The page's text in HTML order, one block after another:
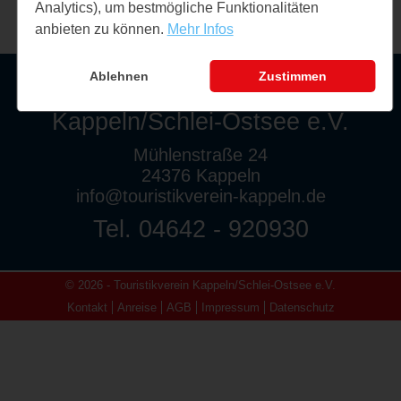
Touristikverein
Kappeln/Schlei-Ostsee e.V.
Mühlenstraße 24
24376 Kappeln
info@touristikverein-kappeln.de
Tel. 04642 - 920930
© 2026 - Touristikverein Kappeln/Schlei-Ostsee e.V.
Kontakt
Anreise AGB Impressum Datenschutz
Analytics), um bestmögliche Funktionalitäten
anbieten zu können. Mehr Infos
Ablehnen Zustimmen